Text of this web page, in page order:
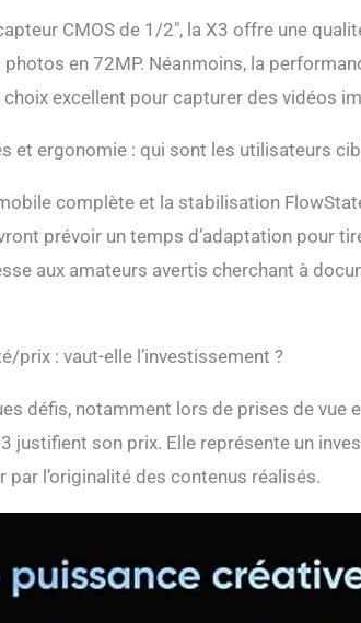
CMOS de 1/2″, la X3 offre une
photos en 72MP. Néanmoins, la
choix excellent pour capturer des vidéos
et ergonomie : qui sont les utilisateurs
complète et la stabilisation
prévoir un temps d’adaptation pour
aux amateurs avertis cherchant à
prix : vaut-elle l’investissement ?
défis, notamment lors de prises de vue
justifient son prix. Elle représente un
par l’originalité des contenus réalisés.